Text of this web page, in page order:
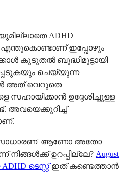
ADHD
ഇപ്പോഴും
കൂടുതൽ ബുദ്ധിമുട്ടായി
ചെയ്യുന്ന
അത് വെറുതെ
സഹായിക്കാൻ ഉദ്ദേശിച്ചുള്ള
അവയെക്കുറിച്ച്
'സാധാരണ' ആണോ അതോ
ഉറപ്പില്ലേ? August
ടെസ്റ്റ്ഇത് കണ്ടെത്താൻ